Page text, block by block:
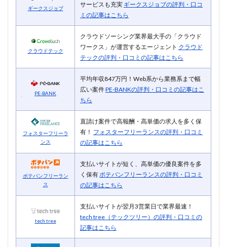
ギークスジョブ
サービスも充実 ギークスジョブの評判・口コ
ミの記事はこちら
クラウドテック
クラウドソーシング業界最大手の「クラウド
ワークス」が運営するエージェント クラウド
テックの評判・口コミの記事はこちら
PE-BANK
平均年収847万円！Web系から業務系まで幅
広い案件PE-BANKの評判・口コミの記事はこ
ちら
フォスターフリーラ
ンス
直請け案件で高報酬・高単価の求人を多く保
有！ フォスターフリーランスの評判・口コミ
の記事はこちら
ポテパンフリーラン
ス
支払いサイトが短く、高単価の優良案件を多
く保有ポテパンフリーランスの評判・口コミ
の記事はこちら
tech tree
支払いサイトが翌月3営業日で業界最速！
tech tree（テックツリー）の評判・口コミの
記事はこちら